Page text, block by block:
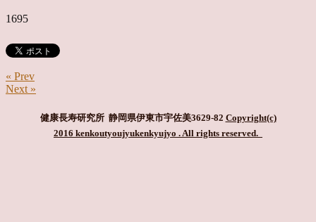
1695
« Prev
Next »
健康長寿研究所 静岡県伊東市宇佐美3629-82 Copyright(c)
2016 kenkoutyoujyukenkyujyo . All rights reserved.